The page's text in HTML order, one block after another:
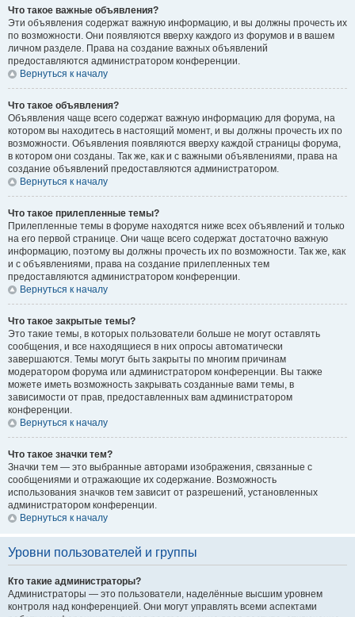
Что такое важные объявления?
Эти объявления содержат важную информацию, и вы должны прочесть их
по возможности. Они появляются вверху каждого из форумов и в вашем
личном разделе. Права на создание важных объявлений
предоставляются администратором конференции.
Вернуться к началу
Что такое объявления?
Объявления чаще всего содержат важную информацию для форума, на
котором вы находитесь в настоящий момент, и вы должны прочесть их по
возможности. Объявления появляются вверху каждой страницы форума,
в котором они созданы. Так же, как и с важными объявлениями, права на
создание объявлений предоставляются администратором.
Вернуться к началу
Что такое прилепленные темы?
Прилепленные темы в форуме находятся ниже всех объявлений и только
на его первой странице. Они чаще всего содержат достаточно важную
информацию, поэтому вы должны прочесть их по возможности. Так же, как
и с объявлениями, права на создание прилепленных тем
предоставляются администратором конференции.
Вернуться к началу
Что такое закрытые темы?
Это такие темы, в которых пользователи больше не могут оставлять
сообщения, и все находящиеся в них опросы автоматически
завершаются. Темы могут быть закрыты по многим причинам
модератором форума или администратором конференции. Вы также
можете иметь возможность закрывать созданные вами темы, в
зависимости от прав, предоставленных вам администратором
конференции.
Вернуться к началу
Что такое значки тем?
Значки тем — это выбранные авторами изображения, связанные с
сообщениями и отражающие их содержание. Возможность
использования значков тем зависит от разрешений, установленных
администратором конференции.
Вернуться к началу
Уровни пользователей и группы
Кто такие администраторы?
Администраторы — это пользователи, наделённые высшим уровнем
контроля над конференцией. Они могут управлять всеми аспектами